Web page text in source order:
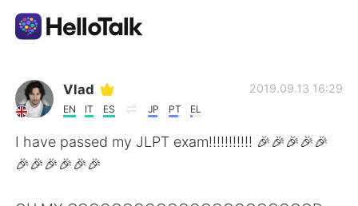
Aplicación de intercambio de idiomas
AI Grammar Checker
Español
Vlad
EN IT ES JP PT EL
2019.09.13 16:29
I have passed my JLPT exam!!!!!!!!!!! 🎉🎉🎉🎉🎉
🎉🎉🎉🎉🎉🎉